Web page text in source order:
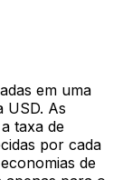
em uma
USD. As
taxa de
por cada
de